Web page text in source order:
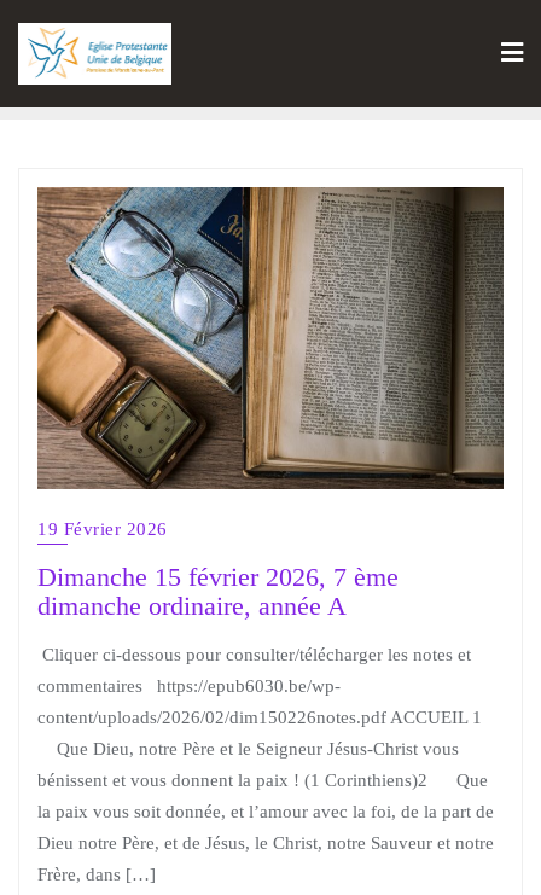
19 Février 2026
Dimanche 15 février 2026, 7 ème
dimanche ordinaire, année A
Cliquer ci-dessous pour consulter/télécharger les notes et
commentaires https://epub6030.be/wp-
content/uploads/2026/02/dim150226notes.pdf ACCUEIL 1
Que Dieu, notre Père et le Seigneur Jésus-Christ vous
bénissent et vous donnent la paix ! (1 Corinthiens)2 Que
la paix vous soit donnée, et l’amour avec la foi, de la part de
Dieu notre Père, et de Jésus, le Christ, notre Sauveur et notre
Frère, dans […]